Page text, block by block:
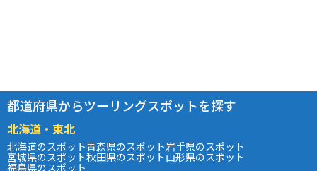
都道府県からツーリングスポットを探す
北海道・東北
北海道のスポット青森県のスポット岩手県のスポット
宮城県のスポット秋田県のスポット山形県のスポット
福島県のスポット